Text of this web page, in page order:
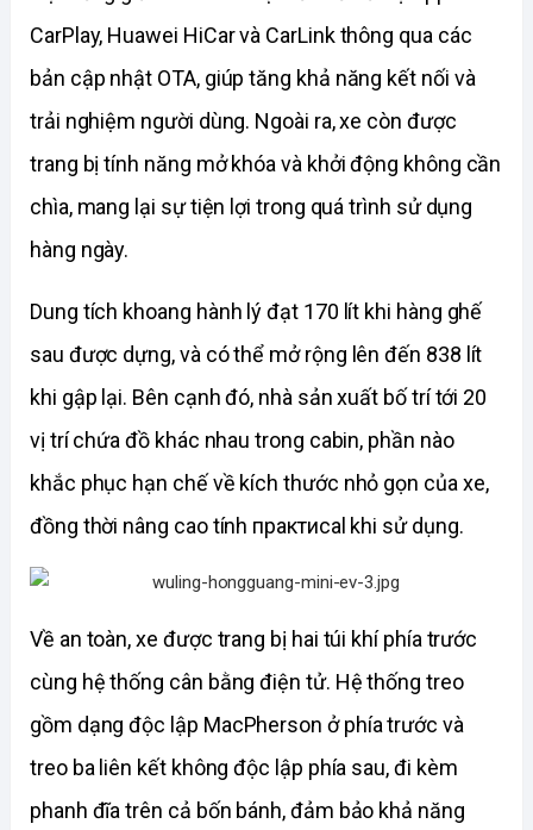
CarPlay, Huawei HiCar và CarLink thông qua các
bản cập nhật OTA, giúp tăng khả năng kết nối và
trải nghiệm người dùng. Ngoài ra, xe còn được
trang bị tính năng mở khóa và khởi động không cần
chìa, mang lại sự tiện lợi trong quá trình sử dụng
hàng ngày.
Dung tích khoang hành lý đạt 170 lít khi hàng ghế
sau được dựng, và có thể mở rộng lên đến 838 lít
khi gập lại. Bên cạnh đó, nhà sản xuất bố trí tới 20
vị trí chứa đồ khác nhau trong cabin, phần nào
khắc phục hạn chế về kích thước nhỏ gọn của xe,
đồng thời nâng cao tính практиcal khi sử dụng.
Về an toàn, xe được trang bị hai túi khí phía trước
cùng hệ thống cân bằng điện tử. Hệ thống treo
gồm dạng độc lập MacPherson ở phía trước và
treo ba liên kết không độc lập phía sau, đi kèm
phanh đĩa trên cả bốn bánh, đảm bảo khả năng